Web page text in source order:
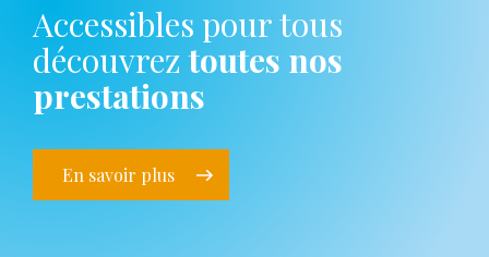
Accessibles pour tous
découvreztoutes nos
prestations
En savoir plus